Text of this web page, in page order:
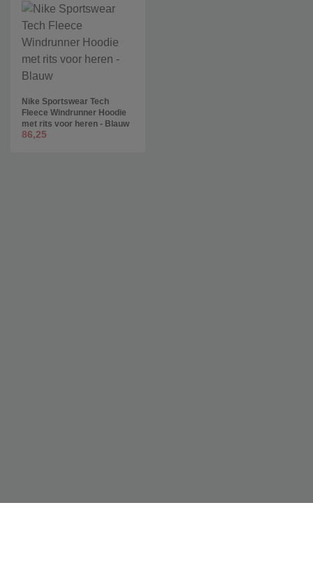
Nike Sportswear Tech
Fleece Windrunner Hoodie
met rits voor heren - Blauw
86,25